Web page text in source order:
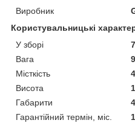
Виробник
Користувальницькі
У зборі
Вага
Місткість
Висота
Габарити
Гарантійний термін, міс.